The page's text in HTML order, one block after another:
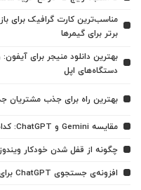
برتر برای گیمرها
بهترین دانلود منیجر برای
دستگاه‌های اپل
بهترین راه برای جذب مشتریان
مقایسه Gemini و ChatGPT: کدام یک بهتر است؟
چگونه از قفل شدن خودکار ویندوز 11 یا ویندوز 10 جلوگیری کنیم؟
افزونه‌ی جستجوی ChatGPT برای گوگل کروم معرفی شد